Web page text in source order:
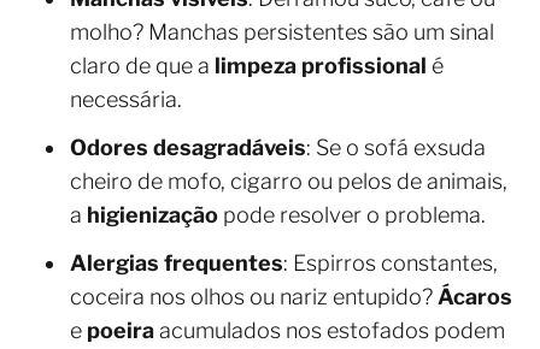
molho? Manchas persistentes são um sinal
claro de que a limpeza profissional é
necessária.
Odores desagradáveis: Se o sofá exsuda
cheiro de mofo, cigarro ou pelos de animais,
a higienização pode resolver o problema.
Alergias frequentes: Espirros constantes,
coceira nos olhos ou nariz entupido? Ácaros
e poeiraacumulados nos estofados podem